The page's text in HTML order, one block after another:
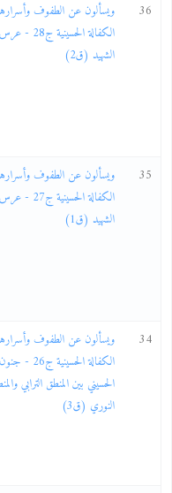
36
الكفالة الحسينية
الشهيد (ق2)
35
الكفالة الحسينية
الشهيد (ق1)
34
الكفالة الحسينية
الحسيني بين المنطق الترابي
النوري (ق3)